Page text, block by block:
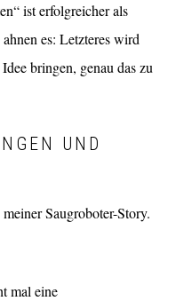
ist erfolgreicher als
es: Letzteres wird
bringen, genau das zu
UND
Saugroboter-Story.
mal eine